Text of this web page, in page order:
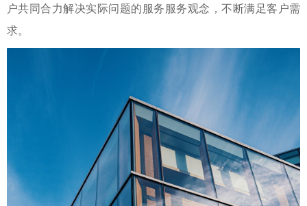
户共同合力解决实际问题的服务服务观念，不断满足客户需
求。